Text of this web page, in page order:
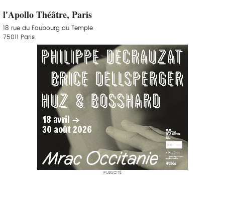
l'Apollo Théâtre, Paris
18 rue du Faubourg du Temple
75011 Paris
PUBLICITÉ